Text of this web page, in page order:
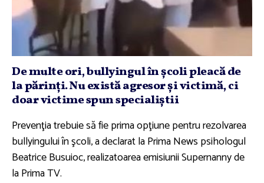
De multe ori, bullyingul în şcoli pleacă de
la părinţi. Nu există agresor şi victimă, ci
doar victime spun specialiştii
Prevenţia trebuie să fie prima opţiune pentru rezolvarea
bullyingului în şcoli, a declarat la Prima News psihologul
Beatrice Busuioc, realizatoarea emisiunii Supernanny de
la Prima TV.